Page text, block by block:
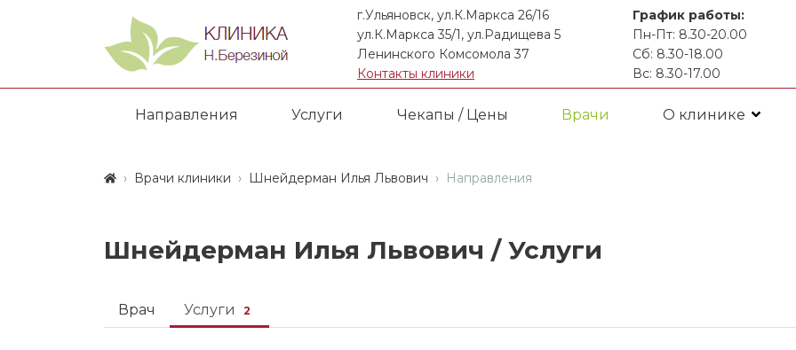
г.Ульяновск, ул.К.Маркса 26/16
ул.К.Маркса 35/1, ул.Радищева 5
Ленинского Комсомола 37
Контакты клиники
График работы:
Пн-Пт: 8.30-20.00
Сб: 8.30-18.00
Вс: 8.30-17.00
Направления Услуги Чекапы / Цены Врачи О клинике
Врачи клиники Шнейдерман Илья Львович Направления
Шнейдерман Илья Львович / Услуги
Врач Услуги 2